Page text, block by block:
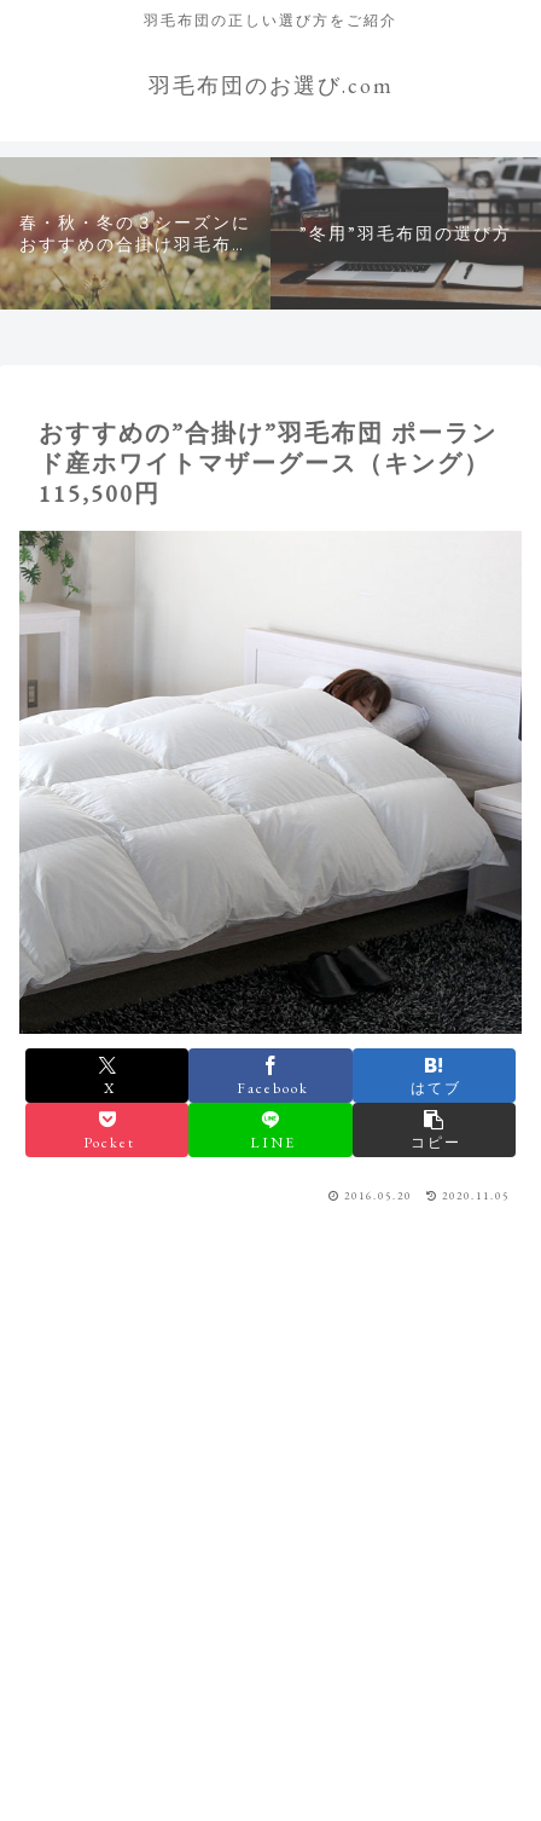
羽毛布団の正しい選び方をご紹介
羽毛布団のお選び.com
春・秋・冬の３シーズンに
おすすめの合掛け羽毛布団
について
”冬用”羽毛布団の選び方
おすすめの”合掛け”羽毛布団 ポーラン
ド産ホワイトマザーグース（キング）
115,500円
X Facebook はてブ
Pocket LINE コピー
2016.05.20 2020.11.05